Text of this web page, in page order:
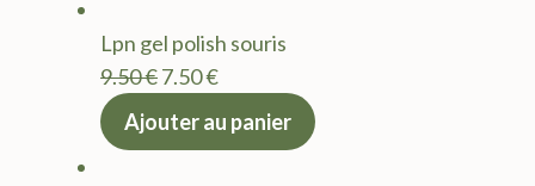
9.50 €.7.50 €.
Lpn gel polish souris
9.50€Le
prix
7.50€Le
actuel
Ajouter au panier